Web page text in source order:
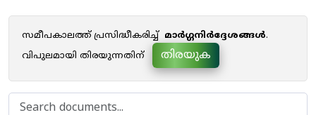
സമീപകാലത്ത് പ്രസിദ്ധീകരിച്ച് മാർഗ്ഗനിർദ്ദേശങ്ങൾ.
വിപുലമായി തിരയുന്നതിന്
തിരയുക